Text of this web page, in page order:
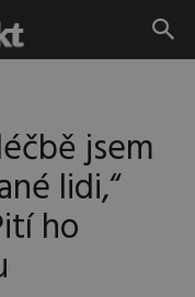
jsem
lidi,“
ho